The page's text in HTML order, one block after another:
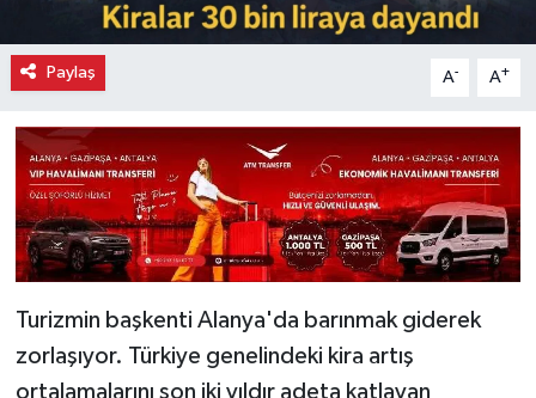
Paylaş A- A+
Turizmin başkenti Alanya'da barınmak giderek
zorlaşıyor. Türkiye genelindeki kira artış
ortalamalarını son iki yıldır adeta katlayan